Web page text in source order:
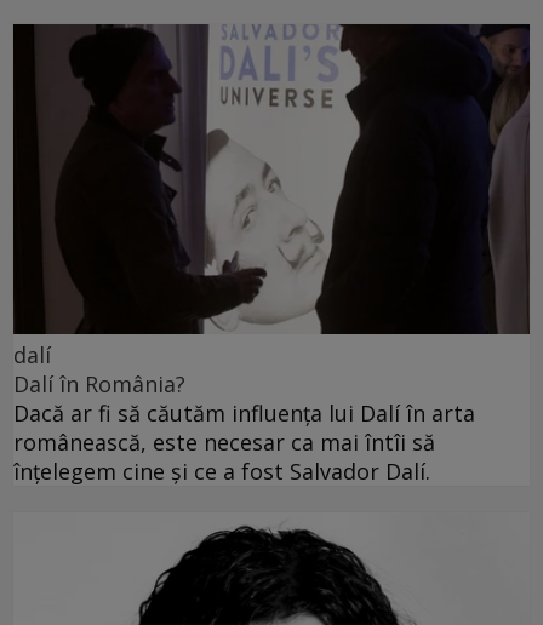
dalí
Dalí în România?
Dacă ar fi să căutăm influența lui Dalí în arta
românească, este necesar ca mai întîi să
înțelegem cine și ce a fost Salvador Dalí.